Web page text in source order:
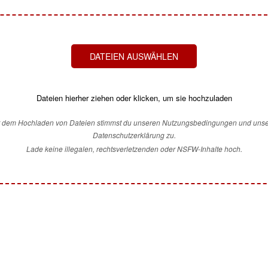
DATEIEN AUSWÄHLEN
Dateien hierher ziehen oder klicken, um sie hochzuladen
dem Hochladen von Dateien stimmst du unseren Nutzungsbedingungen und
Datenschutzerklärung zu.
Lade keine illegalen, rechtsverletzenden oder NSFW-Inhalte hoch.